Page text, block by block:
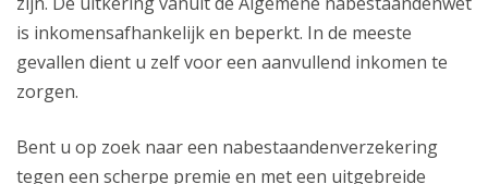
is inkomensafhankelijk en beperkt. In de meeste
gevallen dient u zelf voor een aanvullend inkomen te
zorgen.
Bent u op zoek naar een nabestaandenverzekering
tegen een scherpe premie en met een uitgebreide